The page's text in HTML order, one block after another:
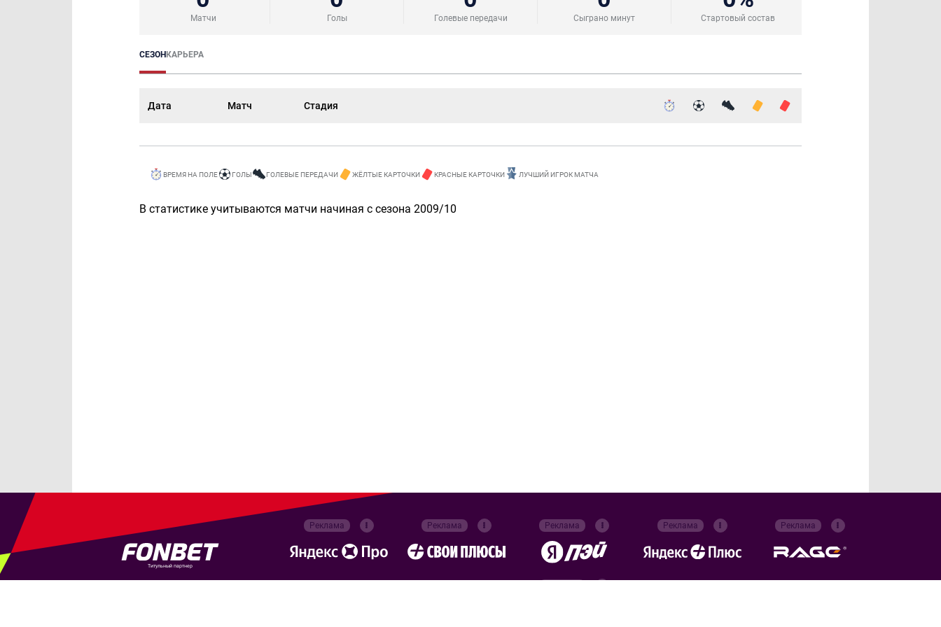
Матчи Голы Голевые передачи Сыграно минут Стартовый состав
СЕЗОНКАРЬЕРА
Дата Матч Стадия
ВРЕМЯ НА ПОЛЕ ГОЛЫ ГОЛЕВЫЕ ПЕРЕДАЧИ ЖЁЛТЫЕ КАРТОЧКИ КРАСНЫЕ КАРТОЧКИ ЛУЧШИЙ ИГРОК МАТЧА
В статистике учитываются матчи начиная с сезона 2009/10
Титульный партнер
Реклама Реклама Реклама Реклама Реклама